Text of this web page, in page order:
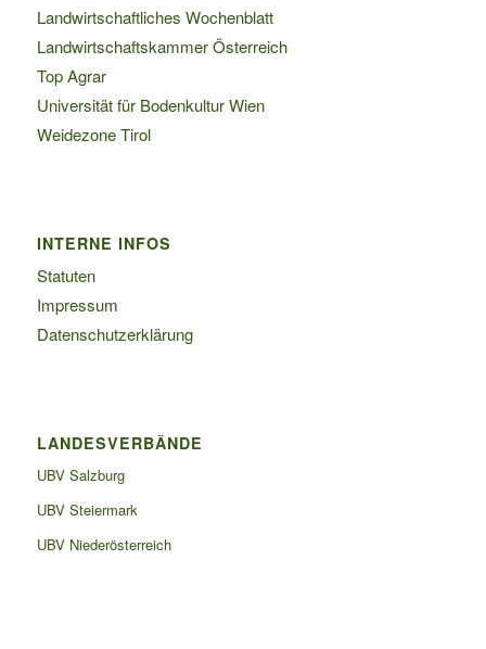
Landwirtschaftliches Wochenblatt
Landwirtschaftskammer Österreich
Top Agrar
Universität für Bodenkultur Wien
Weidezone Tirol
INTERNE INFOS
Statuten
Impressum
Datenschutzerklärung
LANDESVERBÄNDE
UBV Salzburg
UBV Steiermark
UBV Niederösterreich